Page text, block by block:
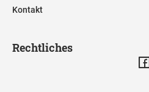
Kontakt
Rechtliches